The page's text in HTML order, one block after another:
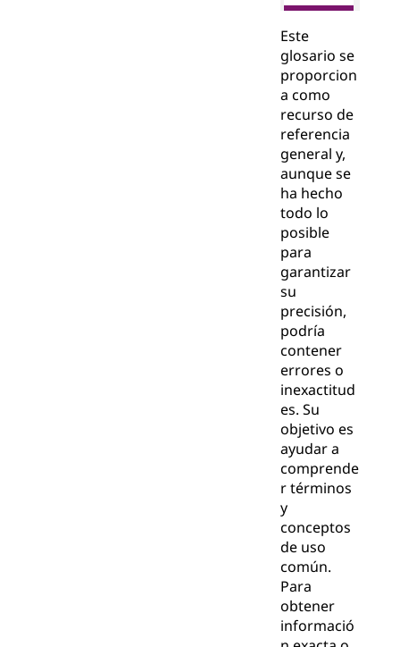
Este
glosario se
proporcion
a como
recurso de
referencia
general y,
aunque se
ha hecho
todo lo
posible
para
garantizar
su
precisión,
podría
contener
errores o
inexactitud
es. Su
objetivo es
ayudar a
comprende
r términos
y
conceptos
de uso
común.
Para
obtener
informació